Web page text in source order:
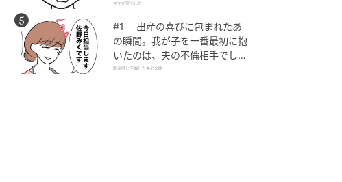
ママが家出した
#1 出産の喜びに包まれたあ
の瞬間。我が子を一番最初に抱
いたのは、夫の不倫相手でし
た。
助産師と不倫した夫の末路